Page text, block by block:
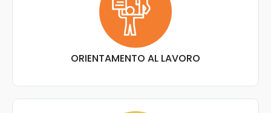
ORIENTAMENTO AL LAVORO